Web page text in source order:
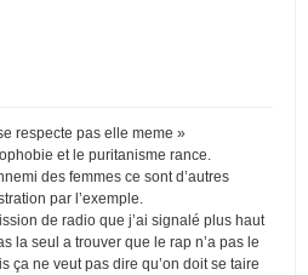
respecte pas elle meme »
et le puritanisme rance.
des femmes ce sont d’autres
par l’exemple.
de radio que j’ai signalé plus haut
la seul a trouver que le rap n’a pas le
ça ne veut pas dire qu’on doit se taire